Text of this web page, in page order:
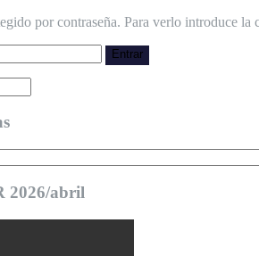
por contraseña. Para verlo introduce la
2026/abril